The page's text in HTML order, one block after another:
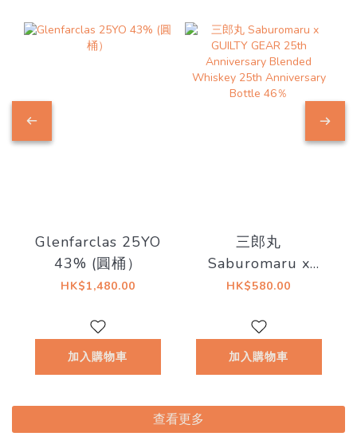
Glenfarclas 25YO
43% (圓桶）
HK$1,480.00
加入購物車
三郎丸
Saburomaru x
GUILTY GEAR
Blended Whiskey
25th Anniversary
Bottle 46％
HK$580.00
加入購物車
查看更多